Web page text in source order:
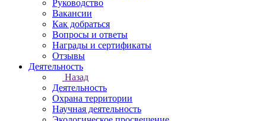
Руководство
Вакансии
Как добраться
Вопросы и ответы
Награды и сертификаты
Отзывы
Деятельность
Назад
Деятельность
Охрана территории
Научная деятельность